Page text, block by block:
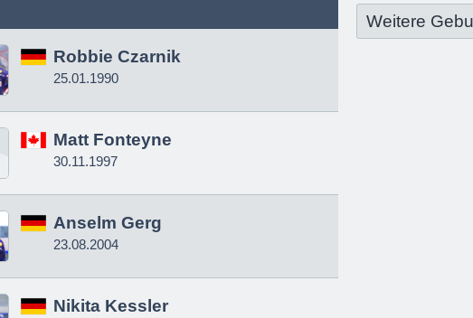
Robbie Czarnik
25.01.1990
Matt Fonteyne
30.11.1997
Anselm Gerg
23.08.2004
Nikita Kessler
Weitere